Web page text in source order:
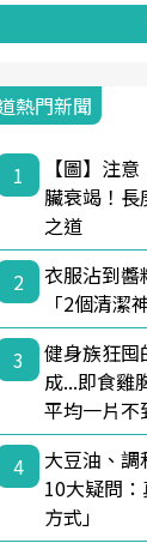
熱門新聞
1
【圖】注
臟衰竭！長
之道
2
衣服沾到醬
「2個清潔
3
健身族狂囤
成...即食雞
平均一片不
4
大豆油、
10大疑問
方式」